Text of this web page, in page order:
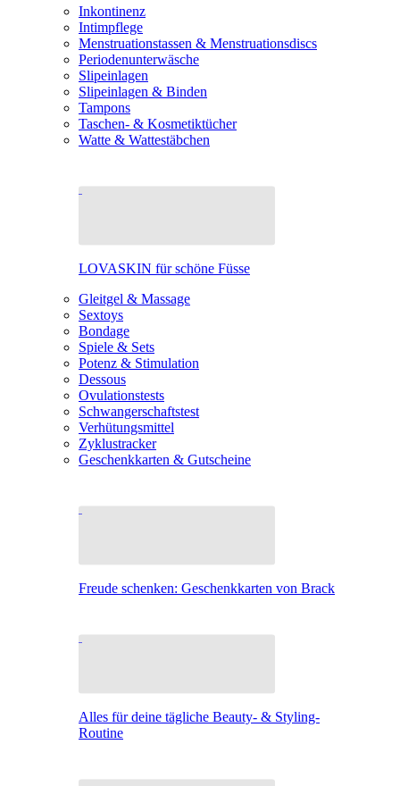
Inkontinenz
Intimpflege
Menstruationstassen & Menstruationsdiscs
Periodenunterwäsche
Slipeinlagen
Slipeinlagen & Binden
Tampons
Taschen- & Kosmetiktücher
Watte & Wattestäbchen
LOVASKIN für schöne Füsse
Gleitgel & Massage
Sextoys
Bondage
Spiele & Sets
Potenz & Stimulation
Dessous
Ovulationstests
Schwangerschaftstest
Verhütungsmittel
Zyklustracker
Geschenkkarten & Gutscheine
Freude schenken: Geschenkkarten von Brack
Alles für deine tägliche Beauty- & Styling-
Routine